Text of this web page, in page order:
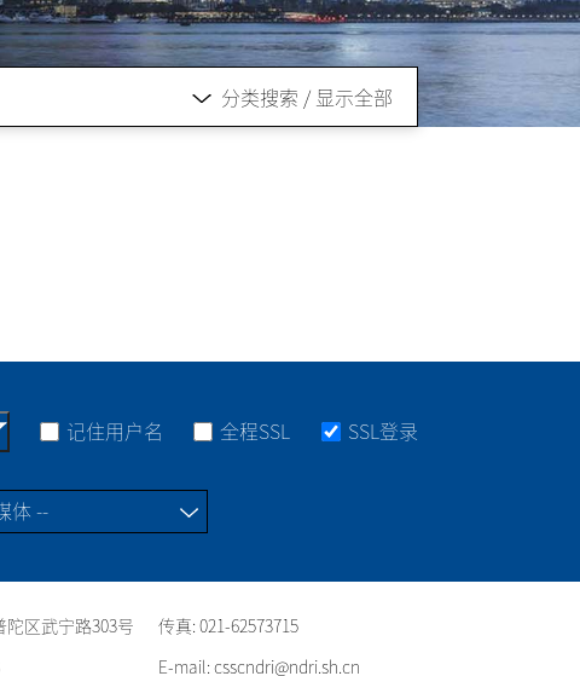
分类搜索 / 显示全部
记住用户名 全程SSL SSL登录
陀区武宁路303号 传真: 021-62573715
E-mail: csscndri@ndri.sh.cn